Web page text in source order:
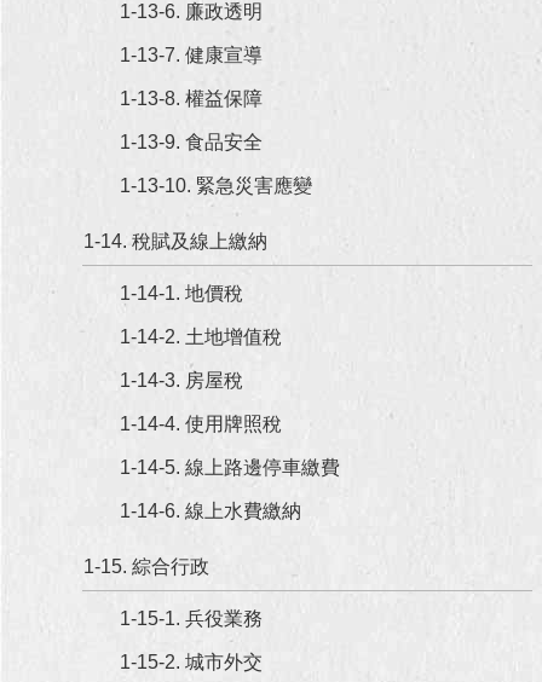
1-13-6. 廉政透明
1-13-7. 健康宣導
1-13-8. 權益保障
1-13-9. 食品安全
1-13-10. 緊急災害應變
1-14. 稅賦及線上繳納
1-14-1. 地價稅
1-14-2. 土地增值稅
1-14-3. 房屋稅
1-14-4. 使用牌照稅
1-14-5. 線上路邊停車繳費
1-14-6. 線上水費繳納
1-15. 綜合行政
1-15-1. 兵役業務
1-15-2. 城市外交